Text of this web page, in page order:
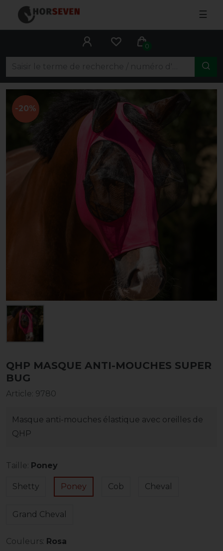
☰
0
-20%
QHP MASQUE ANTI-MOUCHES SUPER
BUG
Article: 9780
Masque anti-mouches élastique avec oreilles de
QHP
Taille: Poney
Shetty Poney Cob Cheval
Grand Cheval
Couleurs: Rosa